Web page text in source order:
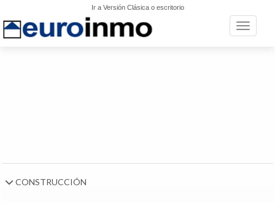
Ir a Versión Clásica o escritorio
Toggle
CONSTRUCCIÓN